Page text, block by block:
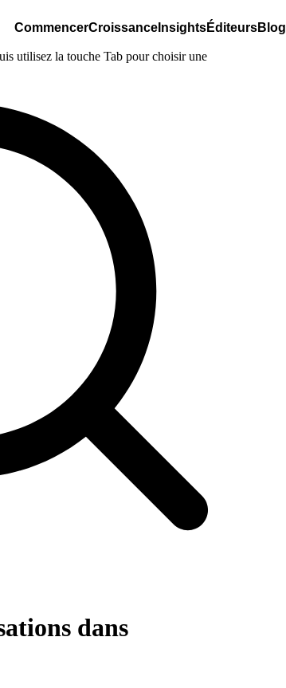
CommencerCroissanceInsightsÉditeursBlog
utilisez la touche Tab pour choisir une
dans